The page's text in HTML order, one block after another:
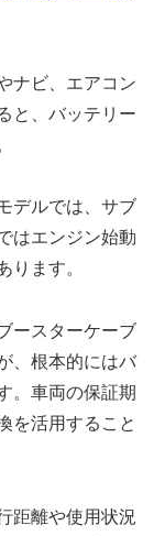
ナビ、エアコン
と、バッテリー
デルでは、サブ
はエンジン始動
ります。
ースターケーブ
、根本的にはバ
。車両の保証期
を活用すること
距離や使用状況